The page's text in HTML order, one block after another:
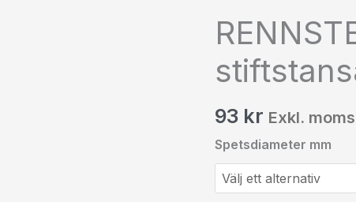
93 kr Exkl. moms
Spetsdiameter mm
stiftstansar
styrhylsa